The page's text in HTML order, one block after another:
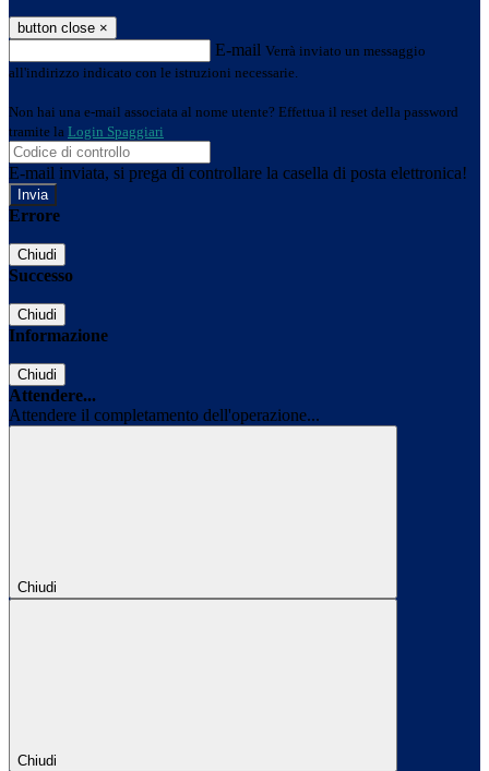
button close ×
E-mail Verrà inviato un messaggio
all'indirizzo indicato con le istruzioni necessarie.
Non hai una e-mail associata al nome utente? Effettua il reset della password
tramite la Login Spaggiari
E-mail inviata, si prega di controllare la casella di posta elettronica!
Errore
Chiudi
Successo
Chiudi
Informazione
Chiudi
Attendere...
Attendere il completamento dell'operazione...
Chiudi
Chiudi